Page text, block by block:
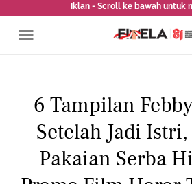
Iklan - Scroll ke bawah untuk
6 Tampilan
Setelah Jadi
Pakaian Serba